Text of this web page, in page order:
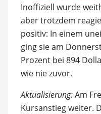
Inoffiziell wurde
aber trotzdem
positiv: In einem
ging sie am
Prozent bei 894
wie nie zuvor.
Aktualisierung:Am
Kursanstieg weiter.